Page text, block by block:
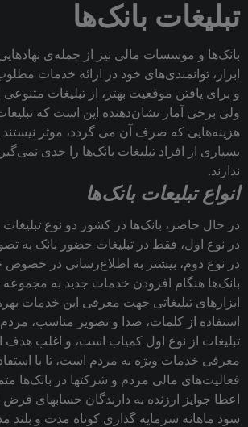
تبلیغات بانک‌ها
بانک‌ها و موسسات مالی نیز از جمله‌ی
ابراز، توانمندی‌های خود در ارائه خدمات
و برای یافتن موقعیت بهتر، از تبلیغات
ولی برخی آمار نشان‌دهنده این است که تبلیغات
هزینه‌هایی که صرف آن می گردد، موثر نیستند.
بسیاری از افراد تبلیغات بانک‌ها را جدی
ندارند.
انواع تبلیعات بانک‌ها
در حال حاضر، بانک‌ها در کشور دو نوع تبلیغات
در نوع اول، فقط در تبلیغات حضور بانک به
در نوع دوم، بیشتر به اطلاع‌رسانی در خصوص
بانک‌ها هنگام افزودن خدمات جدید به
ابزارهای تبلیغاتی جهت معرفی این خدمات
استفاده از کلمات، صدا و تصویر مناسب، مردم
تبلیغات از نوع اول کمیاب است، و اغلب هدف
معرفی خدمات ویژه به مردم است، تا با استفاده
فعالیت‌های مالی مردم و شرکتها در بانک‌ها
اعطا جوایز ارزنده به دارندگان حسابهای
سود ماهانه سرمایه گذاری کوتاه مدت و بلند